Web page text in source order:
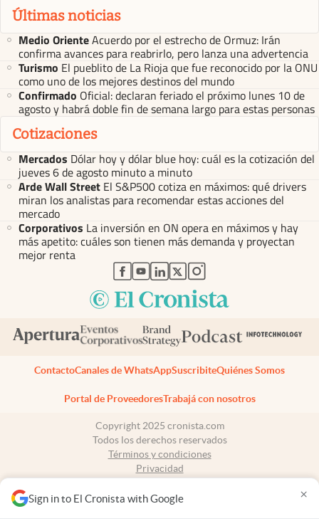
Sign in to El Cronista with Google ×
Últimas noticias
Medio OrienteAcuerdo por el estrecho de Ormuz: Irán
confirma avances para reabrirlo, pero lanza una advertencia
Turismo El pueblito de La Rioja que fue reconocido por la ONU
como uno de los mejores destinos del mundo
Confirmado Oficial: declaran feriado el próximo lunes 10 de
agosto y habrá doble fin de semana largo para estas personas
Cotizaciones
Mercados Dólar hoy y dólar blue hoy: cuál es la cotización del
jueves 6 de agosto minuto a minuto
Arde Wall Street El S&P500 cotiza en máximos: qué drivers
miran los analistas para recomendar estas acciones del
mercado
Corporativos La inversión en ON opera en máximos y hay
más apetito: cuáles son tienen más demanda y proyectan
mejor renta
abre en nueva pestaña
abre en nueva pestaña
abre en nueva pestaña
abre en nueva pestaña
abre en nueva pestaña
ContactoCanales de WhatsAppSuscribiteQuiénes Somos
Portal de ProveedoresTrabajá con nosotros
Copyright 2025 cronista.com
Todos los derechos reservados
Términos y condiciones
Privacidad
Tel: +54 11 7078-3270